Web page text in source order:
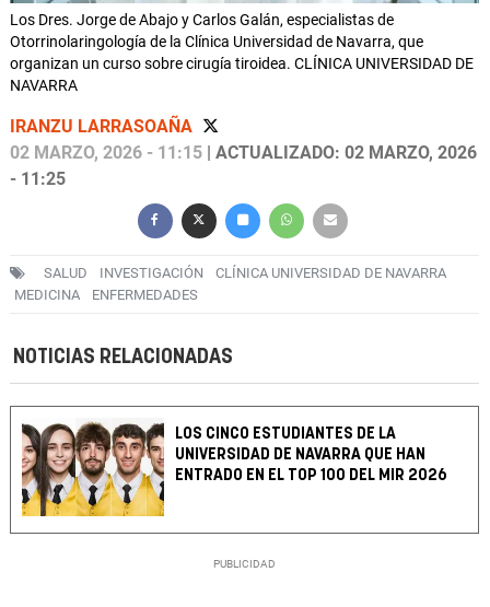
Los Dres. Jorge de Abajo y Carlos Galán, especialistas de
Otorrinolaringología de la Clínica Universidad de Navarra, que
organizan un curso sobre cirugía tiroidea. CLÍNICA UNIVERSIDAD DE
NAVARRA
IRANZU LARRASOAÑA
02 MARZO, 2026 - 11:15 | ACTUALIZADO: 02 MARZO, 2026
- 11:25
SALUD INVESTIGACIÓN
CLÍNICA UNIVERSIDAD DE NAVARRA
MEDICINA
ENFERMEDADES
NOTICIAS RELACIONADAS
LOS CINCO ESTUDIANTES DE LA
UNIVERSIDAD DE NAVARRA QUE HAN
ENTRADO EN EL TOP 100 DEL MIR 2026